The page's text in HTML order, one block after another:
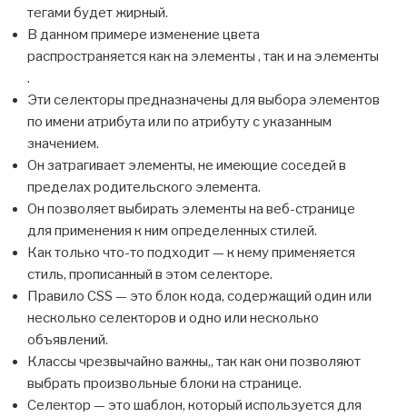
тегами будет жирный.
В данном примере изменение цвета
распространяется как на элементы , так и на элементы
.
Эти селекторы предназначены для выбора элементов
по имени атрибута или по атрибуту с указанным
значением.
Он затрагивает элементы, не имеющие соседей в
пределах родительского элемента.
Он позволяет выбирать элементы на веб-странице
для применения к ним определенных стилей.
Как только что-то подходит — к нему применяется
стиль, прописанный в этом селекторе.
Правило CSS — это блок кода, содержащий один или
несколько селекторов и одно или несколько
объявлений.
Классы чрезвычайно важны,, так как они позволяют
выбрать произвольные блоки на странице.
Селектор — это шаблон, который используется для